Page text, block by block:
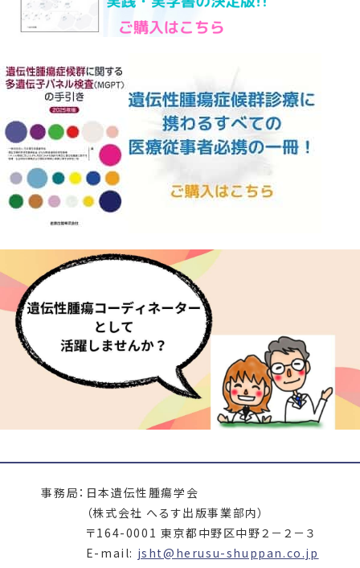
事務局： 日本遺伝性腫瘍学会
（株式会社 へるす出版事業部内）
〒164-0001 東京都中野区中野２－２－３
E-mail: jsht@herusu-shuppan.co.jp